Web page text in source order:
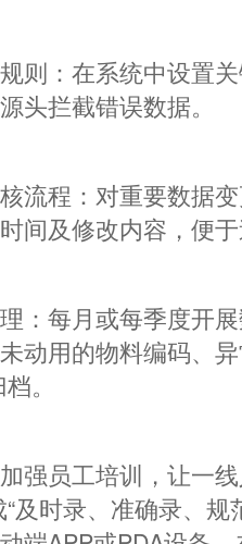
：在系统中设置关
头拦截错误数据。
：对重要数据变更启
间及修改内容，便
每月或每季度开展数
动用的物料编码、
。
员工培训，让一线
及时录、准确录、规